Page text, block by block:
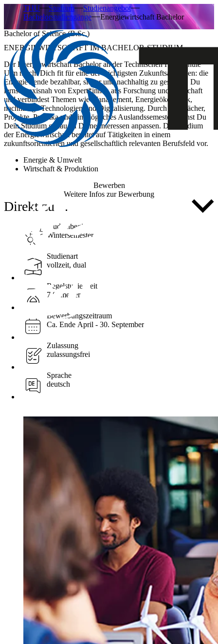
THU Studium
Studienangebot
Bachelorstudiengänge
Energiewirtschaft Bachelor
Bachelor of Science (B.Sc.)
ENERGIEWIRTSCHAFT IM BACHELOR-STUDIUM
Der Energiewirtschaft Bachelor an der Technischen Hochschule
Ulm macht Dich fit für eine der wichtigsten Zukunftsaufgaben: die
Energiewende bezahlbar, sicher und nachhaltig zu gestalten. Du
lernst praxisnah von Expert*innen aus Forschung und Wirtschaft
und verbindest Themen wie Management, Energieökonomik,
nachhaltige Technologien und Digitalisierung. Durch Wahlfächer,
Projekte, Praktika und ein mögliches Auslandssemester kannst Du
Dein Studium genau an Deine Interessen anpassen. Das Studium
der Energiewirtschaft bereitet auf Tätigkeiten in einem
zukunftsorientierten und gesellschaftlich relevanten Berufsfeld vor.
Energie & Umwelt
Wirtschaft & Produktion
Bewerben
Weitere Infos zur Bewerbung
Direkt zu ...
Studienbeginn
Wintersemester
Studienart
vollzeit, dual
Regelstudienzeit
7 Semester
Bewerbungszeitraum
Ca. Ende April - 30. September
Zulassung
zulassungsfrei
Sprache
deutsch